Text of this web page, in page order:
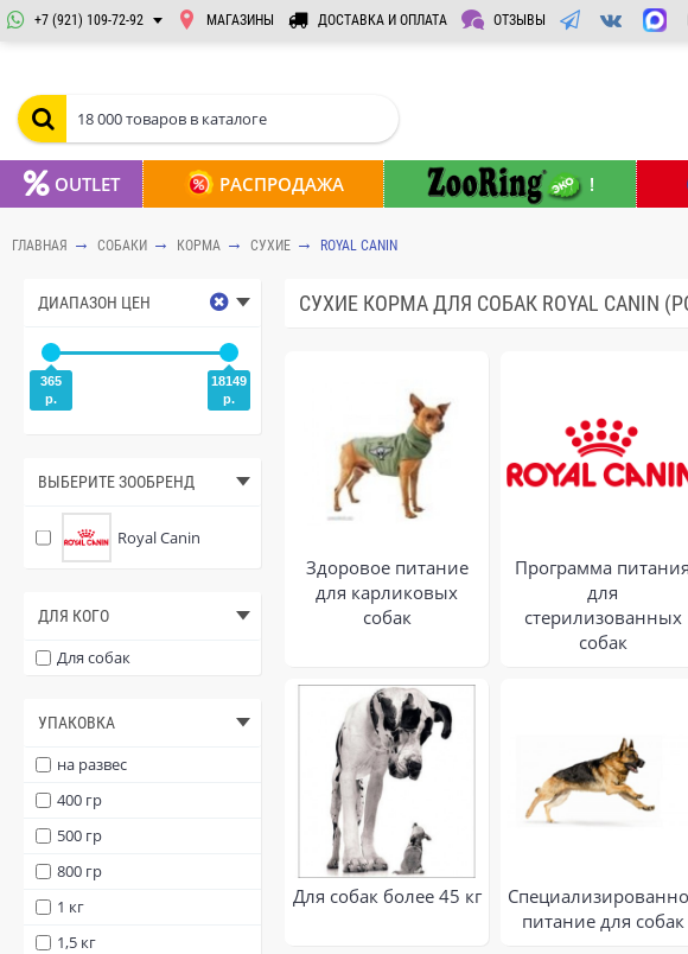
+7 (921) 109-72-92 МАГАЗИНЫ ДОСТАВКА И ОПЛАТА ОТЗЫВЫ
OUTLET РАСПРОДАЖА !
ГЛАВНАЯ СОБАКИ КОРМА СУХИЕ ROYAL CANIN
ДИАПАЗОН ЦЕН
365
р.
18149
р.
ВЫБЕРИТЕ ЗООБРЕНД
Royal Canin
ДЛЯ КОГО
Для собак
УПАКОВКА
на развес
400 гр
500 гр
800 гр
1 кг
1,5 кг
СУХИЕ КОРМА ДЛЯ СОБАК ROYAL CANIN
Здоровое питание
для карликовых
собак
Программа питания
для
стерилизованных
собак
Для собак более 45 кг
питание для собак